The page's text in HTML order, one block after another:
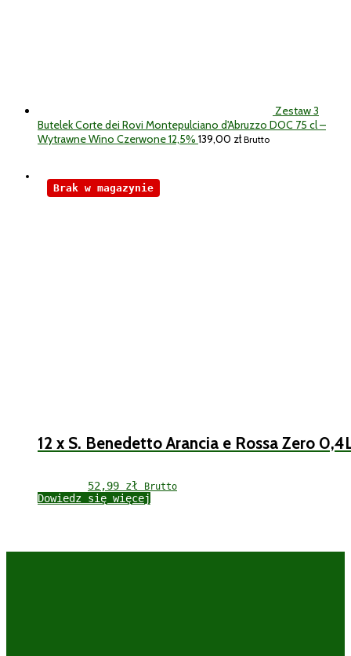
Zestaw 3
Butelek Corte dei Rovi Montepulciano d'Abruzzo DOC 75 cl –
Wytrawne Wino Czerwone 12,5% 139,00 zł Brutto
12 x S. Benedetto Arancia e Rossa Zero
52,99 zł Brutto
Dowiedz się więcej
Brak w magazynie